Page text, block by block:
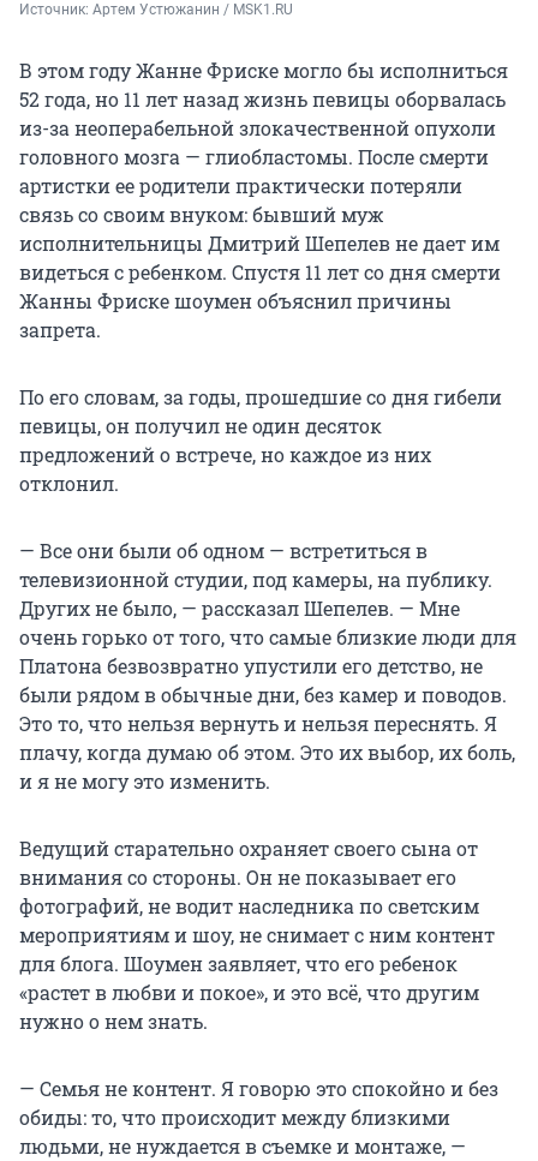
Источник: Артем Устюжанин / MSK1.RU
В этом году Жанне Фриске могло бы исполниться
52 года, но 11 лет назад жизнь певицы оборвалась
из-за неоперабельной злокачественной опухоли
головного мозга — глиобластомы. После смерти
артистки ее родители практически потеряли
связь со своим внуком: бывший муж
исполнительницы Дмитрий Шепелев не дает им
видеться с ребенком. Спустя 11 лет со дня смерти
Жанны Фриске шоумен объяснил причины
запрета.
По его словам, за годы, прошедшие со дня гибели
певицы, он получил не один десяток
предложений о встрече, но каждое из них
отклонил.
— Все они были об одном — встретиться в
телевизионной студии, под камеры, на публику.
Других не было, — рассказал Шепелев. — Мне
очень горько от того, что самые близкие люди для
Платона безвозвратно упустили его детство, не
были рядом в обычные дни, без камер и поводов.
Это то, что нельзя вернуть и нельзя переснять. Я
плачу, когда думаю об этом. Это их выбор, их боль,
и я не могу это изменить.
Ведущий старательно охраняет своего сына от
внимания со стороны. Он не показывает его
фотографий, не водит наследника по светским
мероприятиям и шоу, не снимает с ним контент
для блога. Шоумен заявляет, что его ребенок
«растет в любви и покое», и это всё, что другим
нужно о нем знать.
— Семья не контент. Я говорю это спокойно и без
обиды: то, что происходит между близкими
людьми, не нуждается в съемке и монтаже, —